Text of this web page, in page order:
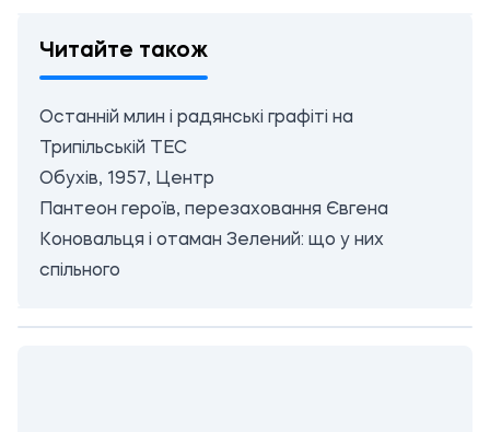
Читайте також
Останній млин і радянські графіті на
Трипільській ТЕС
Обухів, 1957, Центр
Пантеон героїв, перезаховання Євгена
Коновальця і отаман Зелений: що у них
спільного